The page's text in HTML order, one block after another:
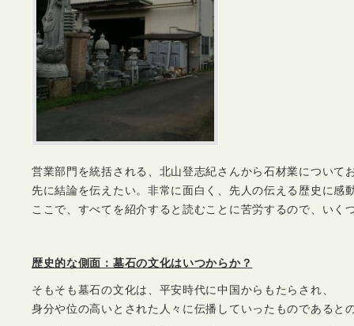
営業部門を統括される、北山登志紀さんから石材業について
先に結論を伝えたい。非常に面白く、先人の伝える歴史に感
ここで、すべてを紹介すると読むことに苦労するので、いく
歴史的な側面：墓石の文化はいつからか？
そもそも墓石の文化は、平安時代に中国からもたらされ、
身分や位の高いとされた人々に伝播していったものであると